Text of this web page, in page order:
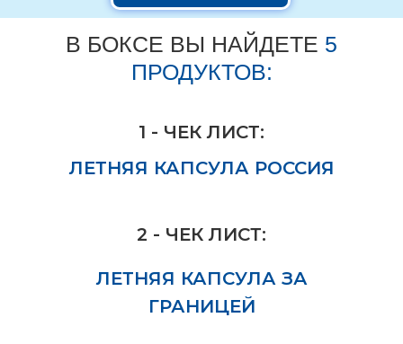
В БОКСЕ ВЫ НАЙДЕТЕ 5
ПРОДУКТОВ:
ЛЕТНЯЯ КАПСУЛА ЗА
ГРАНИЦЕЙ
ЛЕТНЯЯ КАПСУЛА РОССИЯ
1 - ЧЕК ЛИСТ:
2 - ЧЕК ЛИСТ: